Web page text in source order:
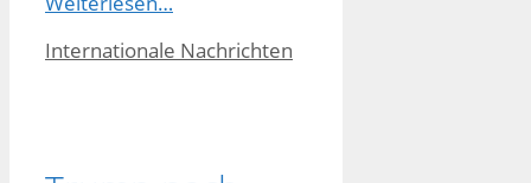
Kategorien
Internationale Nachrichten